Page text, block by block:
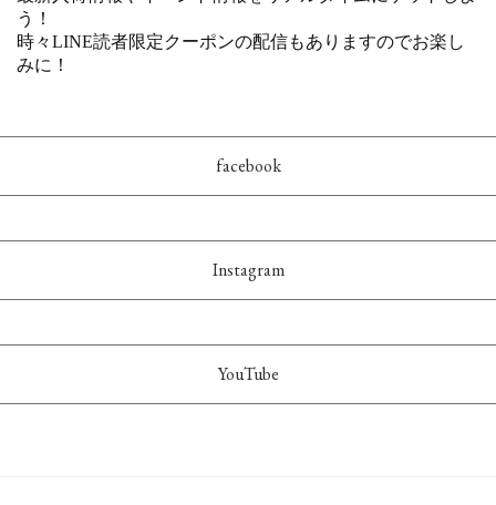
facebook
Instagram
YouTube